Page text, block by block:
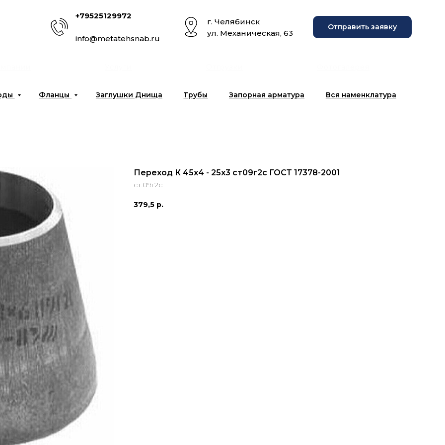
+79525129972
info@metatehsnab.ru
г. Челябинск
ул. Механическая, 63
Отправить заявку
Фланцы Заглушки Днища Трубы Запорная арматура Вся наменклатура
Переход К 45х4 - 25х3 ст09г2с ГОСТ 17378-2001
ст.09г2с
379,5 р.